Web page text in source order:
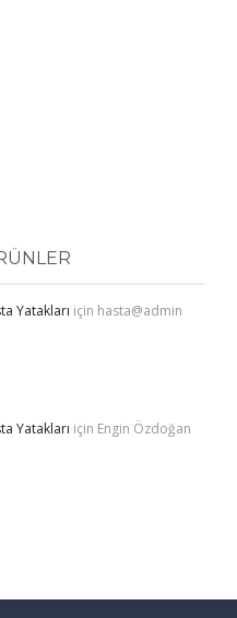
Yatakları için hasta@admin
Yatakları için Engin Özdoğan